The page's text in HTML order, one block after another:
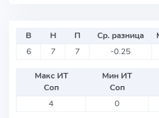
В Н П Ср. разница
6
7 7 -0.25
Макс ИТ
Соп
Мин ИТ
Соп
4
0